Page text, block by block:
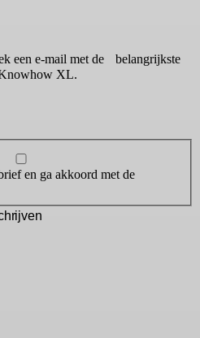
een e-mail met de belangrijkste
XL.
en ga akkoord met de